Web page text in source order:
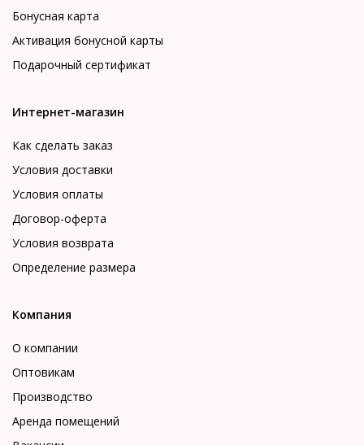
Бонусная карта
Активация бонусной карты
Подарочный сертификат
Интернет-магазин
Как сделать заказ
Условия доставки
Условия оплаты
Договор-оферта
Условия возврата
Определение размера
Компания
О компании
Оптовикам
Производство
Аренда помещений